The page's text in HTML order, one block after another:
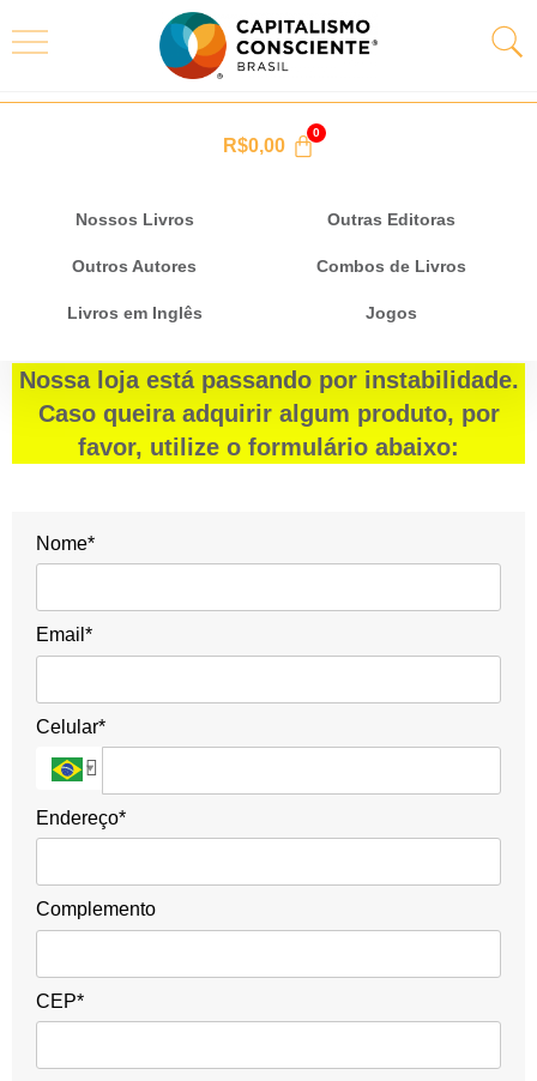
Nossos Livros Outras Editoras
Outros Autores Combos de Livros
Livros em Inglês Jogos
R$0,00
Nossa loja está passando por instabilidade.
Caso queira adquirir algum produto, por
favor, utilize o formulário abaixo:
Nome*
Email*
Celular*
Endereço*
Complemento
CEP*